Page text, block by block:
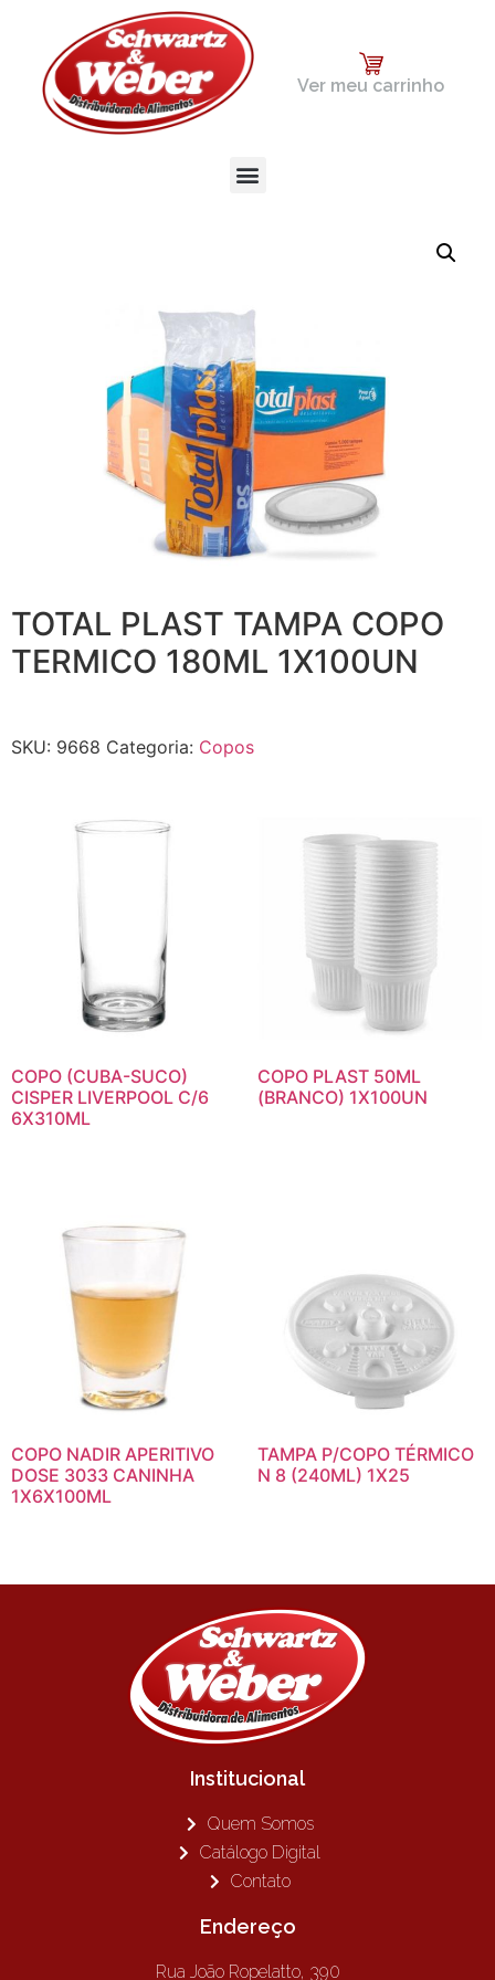
Ver meu carrinho
TOTAL PLAST TAMPA COPO
TERMICO 180ML 1X100UN
SKU: 9668 Categoria: Copos
COPO (CUBA-SUCO)
CISPER LIVERPOOL C/6
6X310ML
COPO PLAST 50ML
(BRANCO) 1X100UN
COPO NADIR APERITIVO
DOSE 3033 CANINHA
1X6X100ML
TAMPA P/COPO TÉRMICO
N 8 (240ML) 1X25
Institucional
Quem Somos
Catálogo Digital
Contato
Endereço
Rua João Ropelatto, 390